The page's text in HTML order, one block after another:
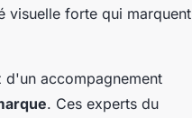
visuelle forte qui marquent
d'un accompagnement
. Ces experts du